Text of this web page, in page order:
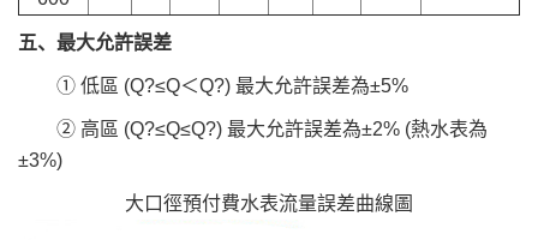
五、最大允許誤差
① 低區 (Q?≤Q＜Q?) 最大允許誤差為±5%
② 高區 (Q?≤Q≤Q?) 最大允許誤差為±2% (熱水表為
±3%)
大口徑預付費水表流量誤差曲線圖